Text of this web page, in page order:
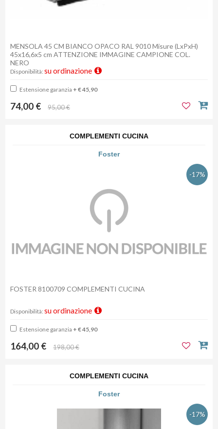
MENSOLA 45 CM BIANCO OPACO RAL 9010 Misure (LxPxH)
45x16,6x5 cm ATTENZIONE IMMAGINE CAMPIONE COL.
NERO
Disponibilità: su ordinazione
Estensione garanzia + € 45,90
74,00 € 95,00 €
COMPLEMENTI CUCINA
Foster
-17%
FOSTER 8100709 COMPLEMENTI CUCINA
Disponibilità: su ordinazione
Estensione garanzia + € 45,90
164,00 € 198,00 €
COMPLEMENTI CUCINA
Foster
-17%